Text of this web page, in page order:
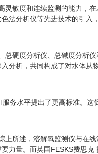
敏度和连续监测的能力，
法分析仪等先进技术的引入
、总硬度分析仪、总碱度分析
分析，共同构成了对水体从
务水平提出了更高标准。
所述，溶解氧监测仪与在
力量。而英国FESKS费思